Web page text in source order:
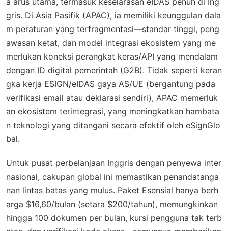
gris. Di Asia Pasifik (APAC), ia memiliki keunggulan dala
m peraturan yang terfragmentasi—standar tinggi, peng
awasan ketat, dan model integrasi ekosistem yang me
merlukan koneksi perangkat keras/API yang mendalam
dengan ID digital pemerintah (G2B). Tidak seperti keran
gka kerja ESIGN/eIDAS gaya AS/UE (bergantung pada
verifikasi email atau deklarasi sendiri), APAC memerluk
an ekosistem terintegrasi, yang meningkatkan hambata
n teknologi yang ditangani secara efektif oleh eSignGlo
bal.
Untuk pusat perbelanjaan Inggris dengan penyewa inter
nasional, cakupan global ini memastikan penandatanga
nan lintas batas yang mulus. Paket Esensial hanya berh
arga $16,60/bulan (setara $200/tahun), memungkinkan
hingga 100 dokumen per bulan, kursi pengguna tak terb